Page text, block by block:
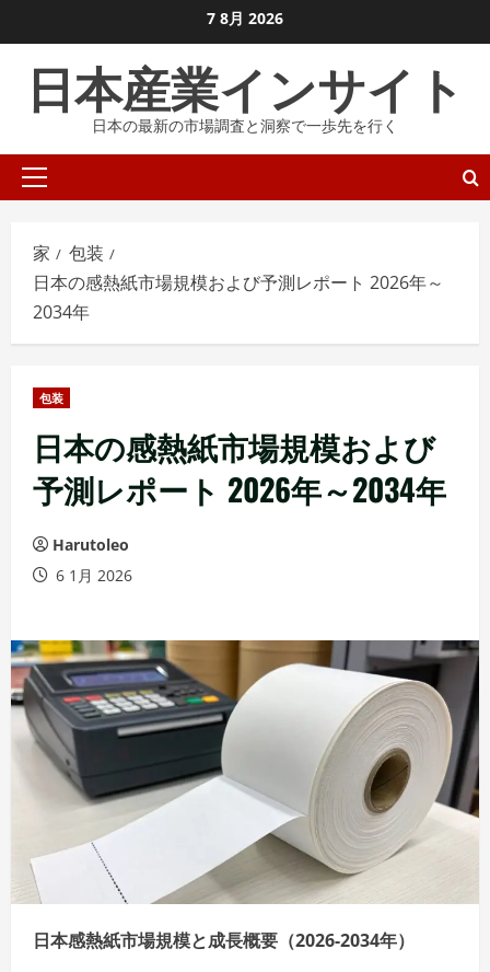
ン
に
ま
7 8月 2026
日本産業インサイト
日本の最新の市場調査と洞察で一歩先を行く
プ
イ
マ
リ
メ
ー
家
包装
日本の感熱紙市場規模および予測レポート 2026年～
2034年
包装
日本の感熱紙市場規模および
予測レポート 2026年～2034年
Harutoleo
6 1月 2026
日本感熱紙市場規模と成長概要（2026-2034年）